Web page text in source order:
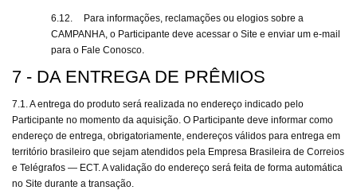
6.12.
Para informações, reclamações ou elogios sobre a
CAMPANHA, o Participante deve acessar o Site e enviar um e-mail
para o Fale Conosco.
7 - DA ENTREGA DE PRÊMIOS
7.1. A entrega do produto será realizada no endereço indicado pelo
Participante no momento da aquisição. O Participante deve informar como
endereço de entrega, obrigatoriamente, endereços válidos para entrega em
território brasileiro que sejam atendidos pela Empresa Brasileira de Correios
e Telégrafos — ECT. A validação do endereço será feita de forma automática
no Site durante a transação.